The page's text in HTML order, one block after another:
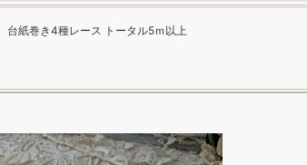
紙巻き4種レース トータル5ｍ以上